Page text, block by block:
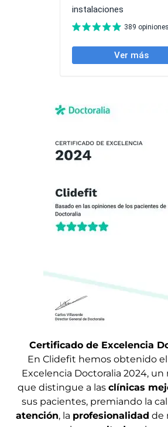
Certificado de Excelencia
En Clidefit hemos obtenido
Excelencia Doctoralia 2024,
que distingue a las clínicas
sus pacientes, premiando la
atención, la profesionalidad de